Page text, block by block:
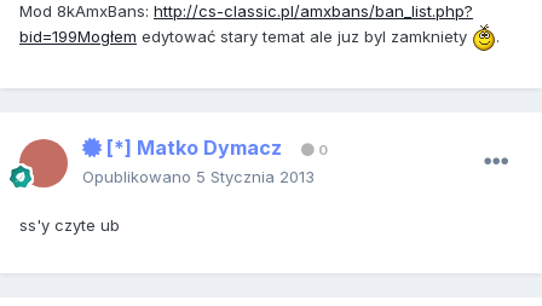
Mod 8kAmxBans: http://cs-classic.pl/amxbans/ban_list.php?
bid=199Mogłem edytować stary temat ale juz byl zamkniety .
[*] Matko Dymacz 0
Opublikowano 5 Stycznia 2013
ss'y czyte ub